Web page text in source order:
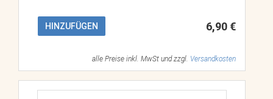
HINZUFÜGEN 6,90 €
alle Preise inkl. MwSt und zzgl. Versandkosten